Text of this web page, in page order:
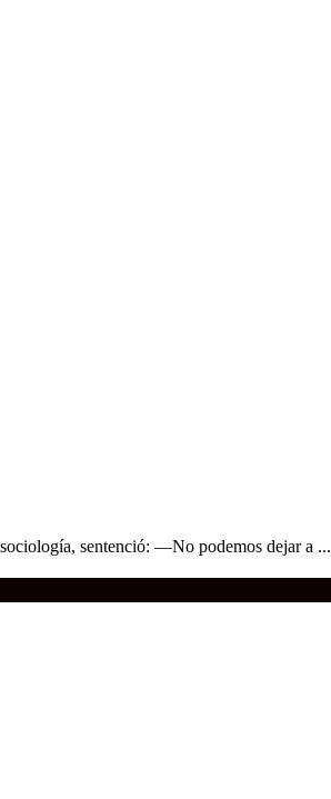
sentenció: —No podemos dejar a ...